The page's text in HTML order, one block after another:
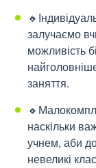
залучаємо
можливість
заняття.
наскільки
учнем, аби
невеликі